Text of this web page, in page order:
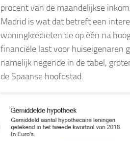
procent van de maandelijkse
Madrid is wat dat betreft een
woningkredieten de op één na
financiële last voor huiseigenaren
namelijk negende in de tabel,
de Spaanse hoofdstad.